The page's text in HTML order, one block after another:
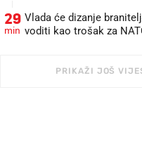
29
min
Vlada će dizanje
voditi kao trošak za
PRIKAŽI JOŠ